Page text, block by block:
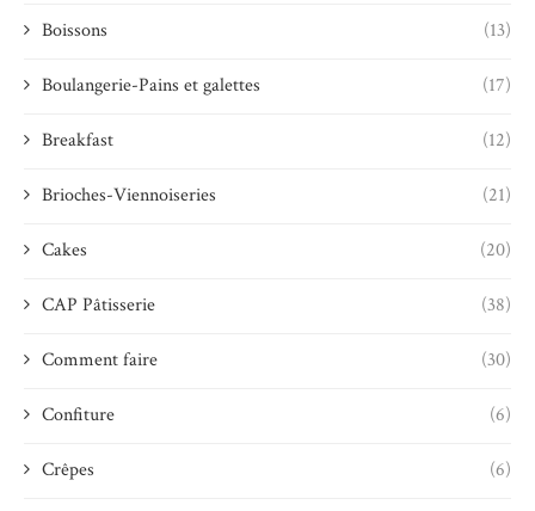
Boissons (13)
Boulangerie-Pains et galettes (17)
Breakfast (12)
Brioches-Viennoiseries (21)
Cakes (20)
CAP Pâtisserie (38)
Comment faire (30)
Confiture (6)
Crêpes (6)